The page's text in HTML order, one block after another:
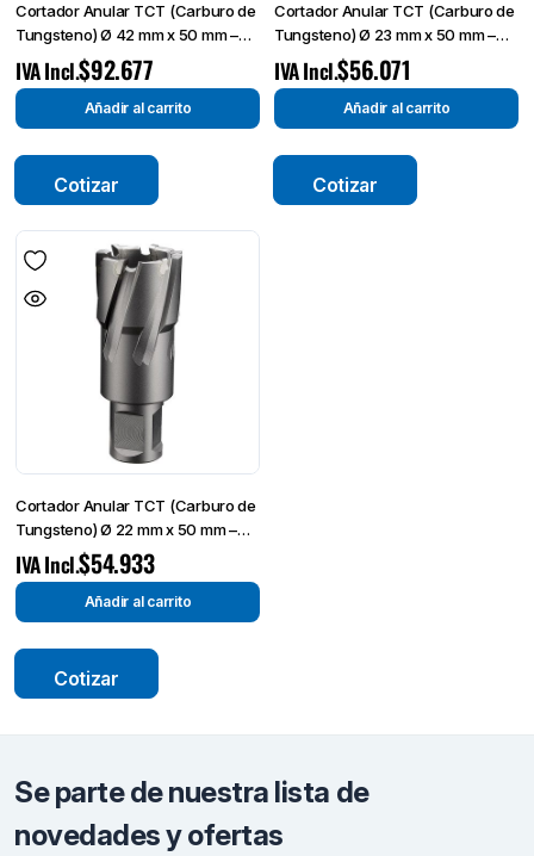
Cortador Anular TCT (Carburo de
Tungsteno) Ø 42 mm x 50 mm –
Broca de Corte-
$92.677
IVA Incl.
Añadir al carrito
Cotizar
Cortador Anular TCT (Carburo de
Tungsteno) Ø 23 mm x 50 mm –
Broca de Corte-
$56.071
IVA Incl.
Añadir al carrito
Cotizar
Cortador Anular TCT (Carburo de
Tungsteno) Ø 22 mm x 50 mm –
Broca de Corte-
$54.933
IVA Incl.
Añadir al carrito
Cotizar
Se parte de nuestra lista de
novedades y ofertas